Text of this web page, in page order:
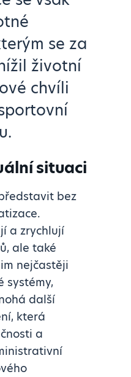
se za
životní
chvíli
situaci
bez
a zrychlují
ale také
nejčastěji
systémy,
další
která
a